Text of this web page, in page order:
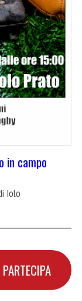
in campo
Iolo